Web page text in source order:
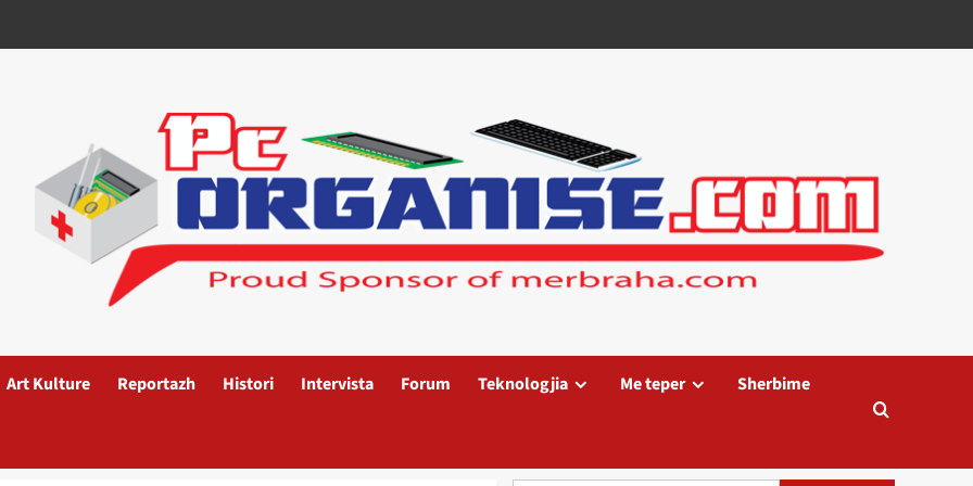
Art Kulture Reportazh Histori Intervista Forum Teknologjia Me teper Sherbime